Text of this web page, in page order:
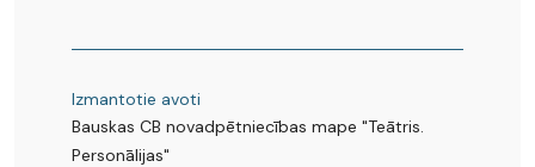
Izmantotie avoti
Bauskas CB novadpētniecības mape "Teātris.
Personālijas"